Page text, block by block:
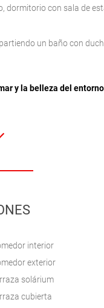
dormitorio con sala de
un baño con
y la belleza del
interior
exterior
solárium
cubierta